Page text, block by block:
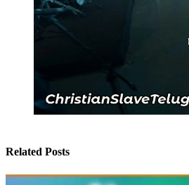
Related Posts